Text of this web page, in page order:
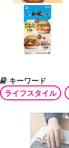
キーワード
ライフスタイル